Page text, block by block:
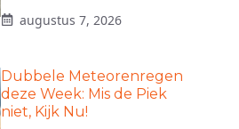
augustus 7, 2026
Dubbele Meteorenregen
deze Week: Mis de Piek
niet, Kijk Nu!